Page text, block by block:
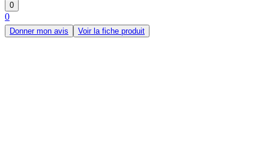
0
0
Donner mon avis Voir la fiche produit